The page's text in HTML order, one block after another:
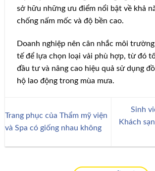
sở hữu những ưu điểm nổi bật về khả
chống nấm mốc và độ bền cao.
Doanh nghiệp nên cân nhắc môi
tế để lựa chọn loại vải phù hợp, từ đó
đầu tư và nâng cao hiệu quả sử dụng
hộ lao động trong mùa mưa.
Trang phục của Thẩm mỹ viện
và Spa có giống nhau không
Sinh
Khách